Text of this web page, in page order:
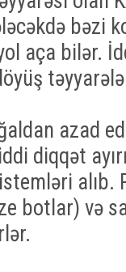
bəzi
aça bilər.
azad
diqqət
alıb.
botlar) və